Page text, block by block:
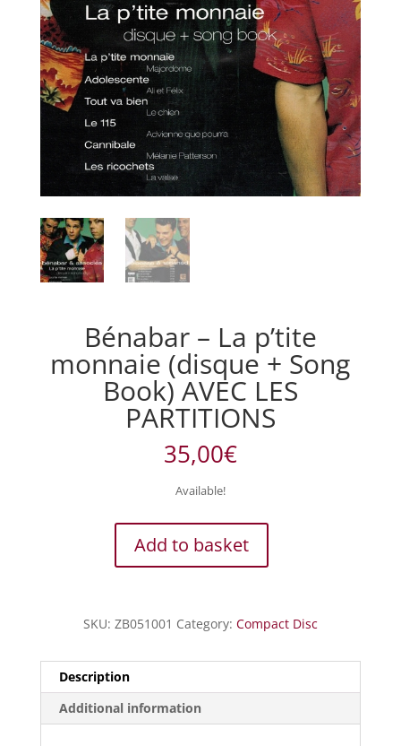
Bénabar – La p’tite
monnaie (disque + Song
Book) AVEC LES
PARTITIONS
35,00€
Available!
Song
Book)
AVEC
Add to basket
SKU: ZB051001 Category: Compact Disc
Description
Additional information